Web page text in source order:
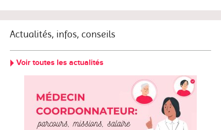
Actualités, infos, conseils
Voir toutes les actualités